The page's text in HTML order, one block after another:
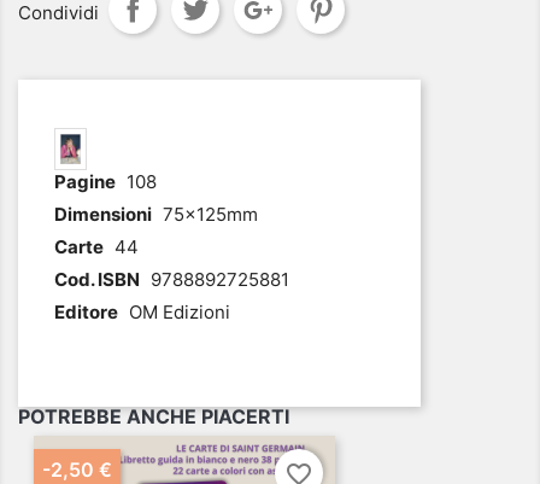
Condividi
.Pagine 108
Dimensioni 75x125mm
Carte 44
Cod. ISBN 9788892725881
Editore OM Edizioni
POTREBBE ANCHE PIACERTI
-2,50 € favorite_border